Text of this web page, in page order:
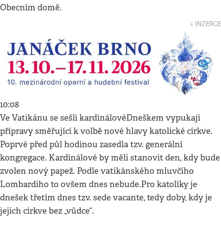
Obecním domě.
↓ INZERCE
10:08
Ve Vatikánu se sešli kardinálovéDneškem vypukají
přípravy směřující k volbě nové hlavy katolické církve.
Poprvé před půl hodinou zasedla tzv. generální
kongregace. Kardinálové by měli stanovit den, kdy bude
zvolen nový papež. Podle vatikánského mluvčího
Lombardiho to ovšem dnes nebude.Pro katolíky je
dnešek třetím dnes tzv. sede vacante, tedy doby, kdy je
jejich církve bez „vůdce“.